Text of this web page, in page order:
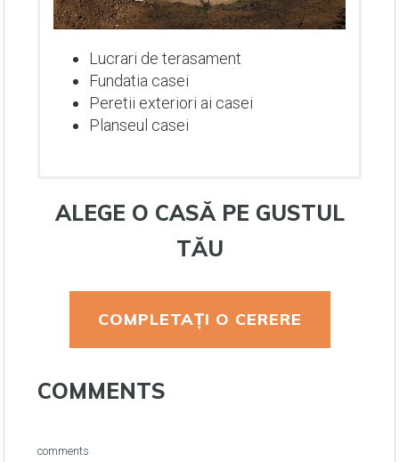
Lucrari de terasament
Fundatia casei
Peretii exteriori ai casei
Planseul casei
Lucrari de terasament
Lucrari de terasament
Lucrari de terasament
Fundatia casei
ALEGE O CASĂ PE GUSTUL
TĂU
COMPLETAȚI O CERERE
COMMENTS
comments